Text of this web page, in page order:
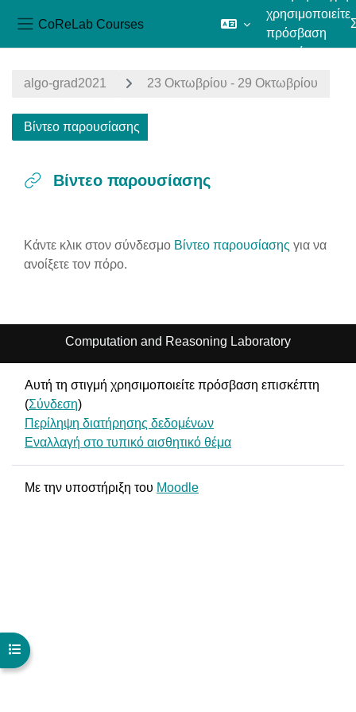
CoReLab Courses
χρησιμοποιείτε
πρόσβαση
επισκέπτη
Άνοιγμα ευρετηρίου μαθήματος
algo-grad2021 23 Οκτωβρίου - 29 Οκτωβρίου
Βίντεο παρουσίασης
Βίντεο παρουσίασης
Κάντε κλικ στον σύνδεσμο Βίντεο παρουσίασης για να
ανοίξετε τον πόρο.
Computation and Reasoning Laboratory
Αυτή τη στιγμή χρησιμοποιείτε πρόσβαση επισκέπτη
(Σύνδεση)
Περίληψη διατήρησης δεδομένων
Εναλλαγή στο τυπικό αισθητικό θέμα
Με την υποστήριξη του Moodle